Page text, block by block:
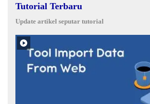
Tutorial Terbaru
Update artikel seputar tutorial